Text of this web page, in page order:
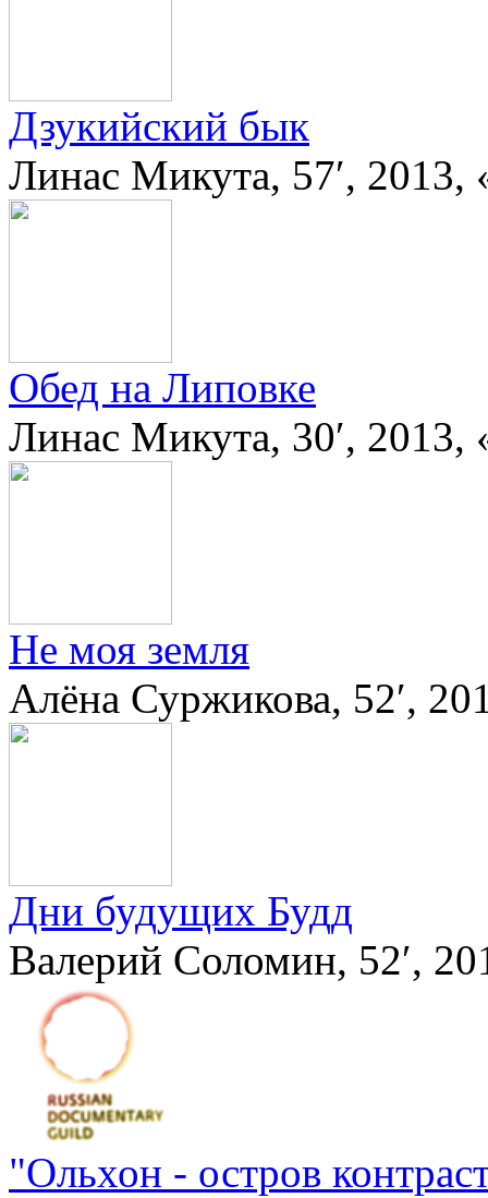
Дзукийский бык
Линас Микута, 57′, 2013,
Обед на Липовке
Линас Микута, 30′, 2013,
Не моя земля
Алёна Суржикова, 52′,
Дни будущих Будд
Валерий Соломин, 52′,
"Ольхон - остров